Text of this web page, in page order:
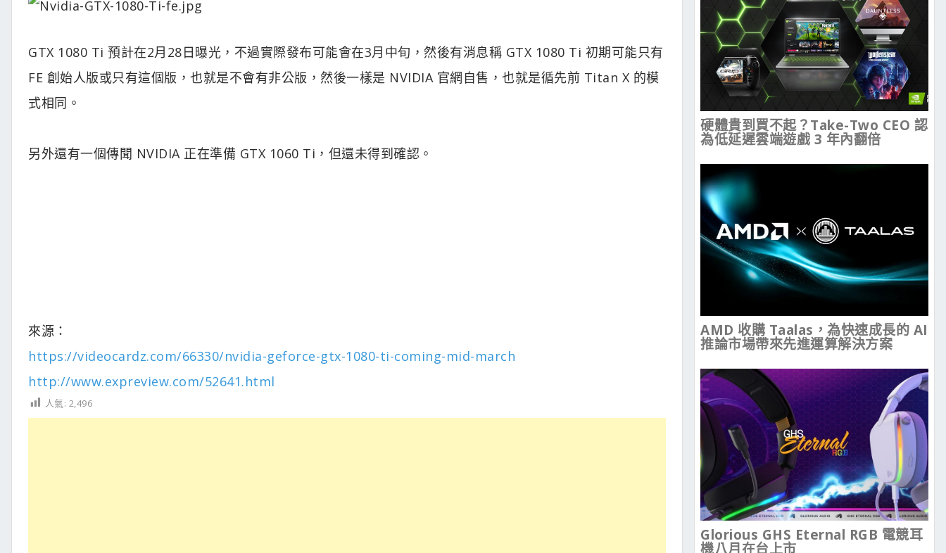
GTX 1080 Ti 預計在2月28日曝光，不過實際發布可能會在3月中旬，然後有消息稱 GTX 1080 Ti 初期可能只有
FE 創始人版或只有這個版，也就是不會有非公版，然後一樣是 NVIDIA 官網自售，也就是循先前 Titan X 的模
式相同。
另外還有一個傳聞 NVIDIA 正在準備 GTX 1060 Ti，但還未得到確認。
來源：
https://videocardz.com/66330/nvidia-geforce-gtx-1080-ti-coming-mid-march
http://www.expreview.com/52641.html
人氣: 2,496
硬體貴到買不起？Take-Two CEO 認
為低延遲雲端遊戲 3 年內翻倍
AMD 收購 Taalas，為快速成長的 AI
推論市場帶來先進運算解決方案
Glorious GHS Eternal RGB 電競耳
機八月在台上市